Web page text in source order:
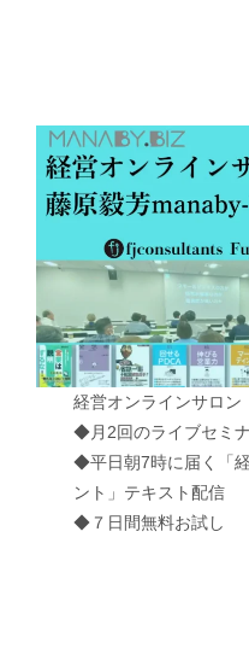
経営オンラインサロン
◆月2回のライブセミ
◆平日朝7時に届く「
ント」テキスト配信
◆７日間無料お試し